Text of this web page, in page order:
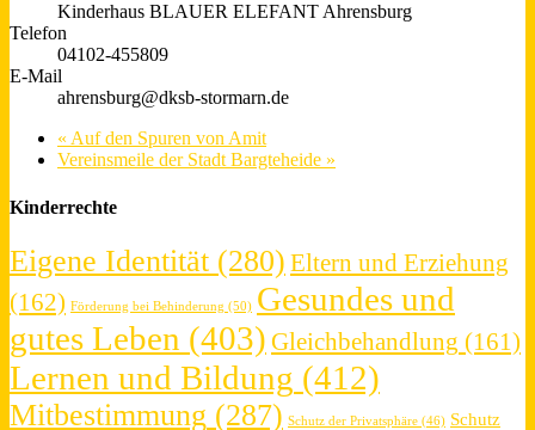
Kinderhaus BLAUER ELEFANT Ahrensburg
Telefon
04102-455809
E-Mail
ahrensburg@dksb-stormarn.de
« Auf den Spuren von Amit
Vereinsmeile der Stadt Bargteheide »
Kinderrechte
Eigene Identität (280) Eltern und Erziehung
(162) Förderung bei Behinderung (50) Gesundes und
gutes Leben (403) Gleichbehandlung (161)
Lernen und Bildung (412)
Mitbestimmung (287) Schutz der Privatsphäre (46) Schutz